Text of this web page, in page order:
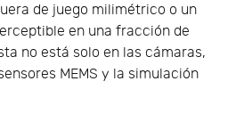
de juego milimétrico o un
en una fracción de
no está solo en las cámaras,
MEMS y la simulación